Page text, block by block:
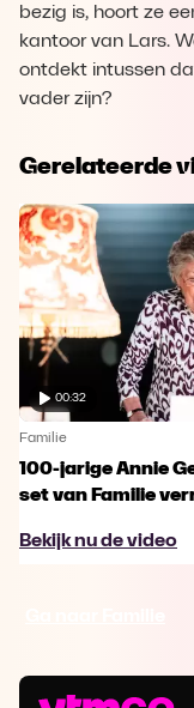
bezig is, hoort ze
kantoor van Lars.
ontdekt intussen
vader zijn?
Gerelateerde
00:32
Familie
100-jarige Annie
set van Familie
Bekijk nu de video